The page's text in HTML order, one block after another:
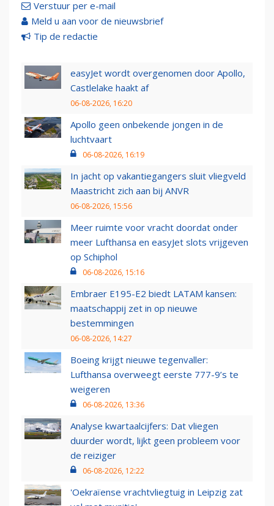
Verstuur per e-mail
Meld u aan voor de nieuwsbrief
Tip de redactie
easyJet wordt overgenomen door Apollo,
Castlelake haakt af
06-08-2026, 16:20
Apollo geen onbekende jongen in de
luchtvaart
06-08-2026, 16:19
In jacht op vakantiegangers sluit vliegveld
Maastricht zich aan bij ANVR
06-08-2026, 15:56
Meer ruimte voor vracht doordat onder
meer Lufthansa en easyJet slots vrijgeven
op Schiphol
06-08-2026, 15:16
Embraer E195-E2 biedt LATAM kansen:
maatschappij zet in op nieuwe
bestemmingen
06-08-2026, 14:27
Boeing krijgt nieuwe tegenvaller:
Lufthansa overweegt eerste 777-9’s te
weigeren
06-08-2026, 13:36
Analyse kwartaalcijfers: Dat vliegen
duurder wordt, lijkt geen probleem voor
de reiziger
06-08-2026, 12:22
'Oekraïense vrachtvliegtuig in Leipzig zat